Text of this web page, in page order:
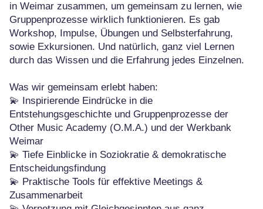
in Weimar zusammen, um gemeinsam zu lernen, wie
Gruppenprozesse wirklich funktionieren. Es gab
Workshop, Impulse, Übungen und Selbsterfahrung,
sowie Exkursionen. Und natürlich, ganz viel Lernen
durch das Wissen und die Erfahrung jedes Einzelnen.
Was wir gemeinsam erlebt haben:
💫 Inspirierende Eindrücke in die
Entstehungsgeschichte und Gruppenprozesse der
Other Music Academy (O.M.A.) und der Werkbank
Weimar
💫 Tiefe Einblicke in Soziokratie & demokratische
Entscheidungsfindung
💫 Praktische Tools für effektive Meetings &
Zusammenarbeit